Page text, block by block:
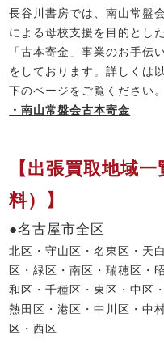
長谷川書房では、南山常盤会
による母校支援を目的とした
「古本寄金」事業のお手伝
をしております。詳しくは以
下のページをご覧ください。
・南山常盤会古本寄金
【出張買取地域
料）】
●名古屋市全区
北区・守山区・名東区・天白
区・緑区・南区・瑞穂区・昭
和区・千種区・東区・中区・
熱田区・港区・中川区・中
区・西区